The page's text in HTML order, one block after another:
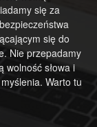
się za
się do
Nie przepadamy
wolność słowa i
Warto tu